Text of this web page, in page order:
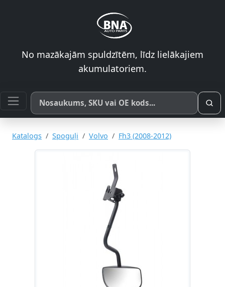
No mazākajām spuldzītēm, līdz lielākajiem
akumulatoriem.
Meklēt pēc produkta nosaukuma, SKU vai OE koda
Katalogs Spoguļi Volvo Fh3 (2008-2012)